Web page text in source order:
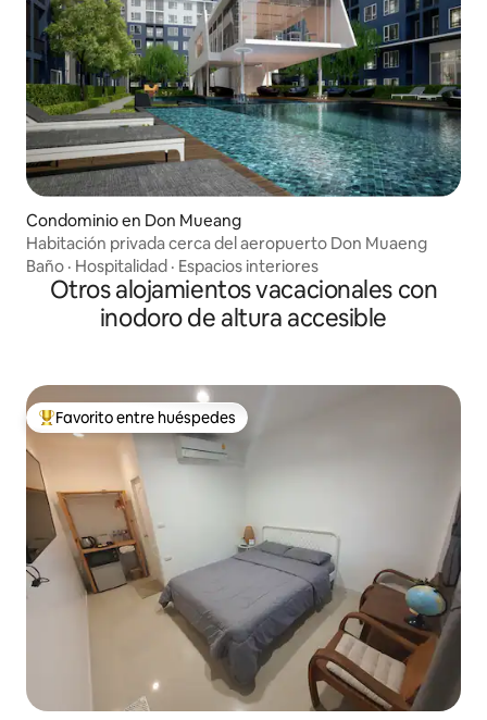
Condominio en Don Mueang
Habitación privada cerca del aeropuerto Don Muaeng
Baño · Hospitalidad · Espacios interiores
Otros alojamientos vacacionales con
inodoro de altura accesible
De los mejores en Favorito entre huéspedes
Favorito entre huéspedes